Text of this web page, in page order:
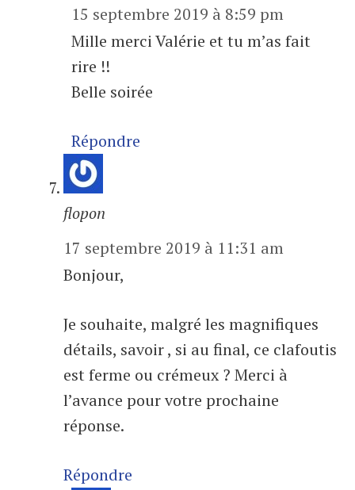
15 septembre 2019 à 8:59 pm
Mille merci Valérie et tu m’as fait
rire !!
Belle soirée
Répondre
flopon
17 septembre 2019 à 11:31 am
Bonjour,
Je souhaite, malgré les magnifiques
détails, savoir , si au final, ce clafoutis
est ferme ou crémeux ? Merci à
l’avance pour votre prochaine
réponse.
Répondre